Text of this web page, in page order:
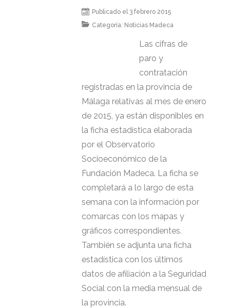
Publicado el 3 febrero 2015
Categoría: Noticias Madeca
Las cifras de
paro y
contratación
registradas en la provincia de
Málaga relativas al mes de enero
de 2015, ya están disponibles en
la ficha estadística elaborada
por el Observatorio
Socioeconómico de la
Fundación Madeca. La ficha se
completará a lo largo de esta
semana con la información por
comarcas con los mapas y
gráficos correspondientes.
También se adjunta una ficha
estadística con los últimos
datos de afiliación a la Seguridad
Social con la media mensual de
la provincia.